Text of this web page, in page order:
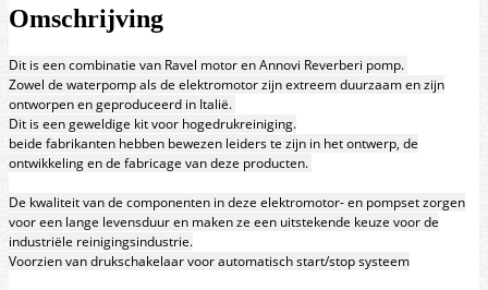
Omschrijving
Dit is een combinatie van Ravel motor en Annovi Reverberi pomp.
Zowel de waterpomp als de elektromotor zijn extreem duurzaam en zijn
ontworpen en geproduceerd in Italië.
Dit is een geweldige kit voor hogedrukreiniging.
beide fabrikanten hebben bewezen leiders te zijn in het ontwerp, de
ontwikkeling en de fabricage van deze producten.
De kwaliteit van de componenten in deze elektromotor- en pompset zorgen
voor een lange levensduur en maken ze een uitstekende keuze voor de
industriële reinigingsindustrie.
Voorzien van drukschakelaar voor automatisch start/stop systeem